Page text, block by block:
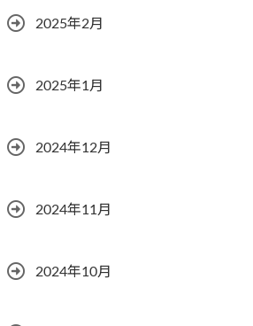
2025年2月
2025年1月
2024年12月
2024年11月
2024年10月